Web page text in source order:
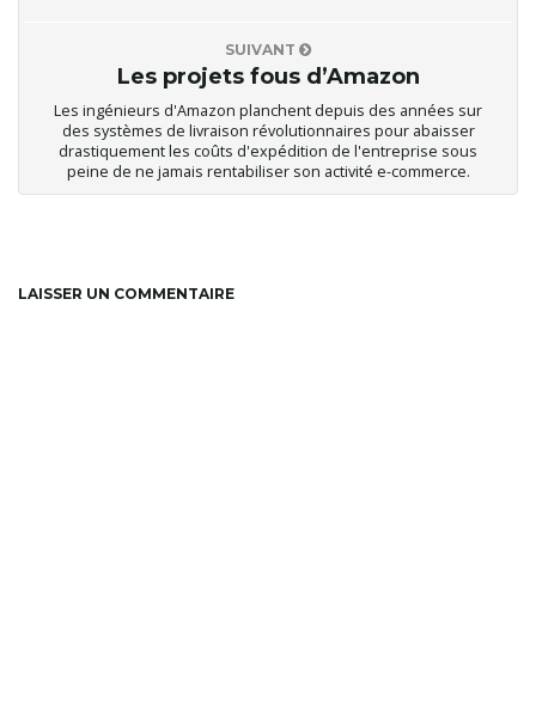
SUIVANT
Les projets fous d’Amazon
Les ingénieurs d'Amazon planchent depuis des années sur
des systèmes de livraison révolutionnaires pour abaisser
drastiquement les coûts d'expédition de l'entreprise sous
peine de ne jamais rentabiliser son activité e-commerce.
LAISSER UN COMMENTAIRE